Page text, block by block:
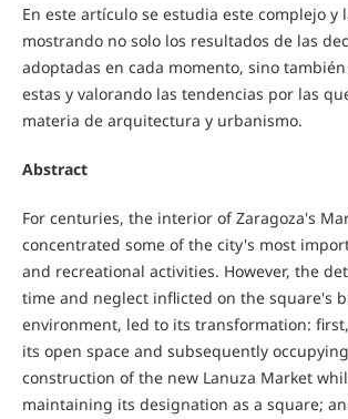
En este artículo se estudia este complejo y
mostrando no solo los resultados de las
adoptadas en cada momento, sino
estas y valorando las tendencias por las
materia de arquitectura y urbanismo.
Abstract
For centuries, the interior of Zaragoza's
concentrated some of the city's most
and recreational activities. However, the
time and neglect inflicted on the square's
environment, led to its transformation:
its open space and subsequently
construction of the new Lanuza Market
maintaining its designation as a square;